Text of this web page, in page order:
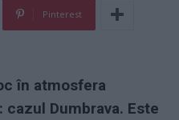
Pinterest
în atmosfera
Dumbrava. Este